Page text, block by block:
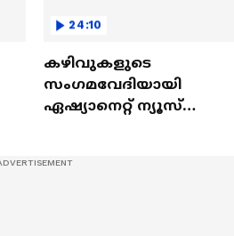
24:10
കഴിവുകളുടെ
സംഗമവേദിയായി
ഏഷ്യാനെറ്റ് ന്യൂസ്